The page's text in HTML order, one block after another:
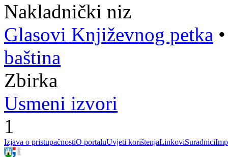
Nakladnički niz
Glasovi Književnog petka
baština
Zbirka
Usmeni izvori
1
Izjava o pristupačnostiO portaluUvjeti korištenjaLinkoviSuradnici